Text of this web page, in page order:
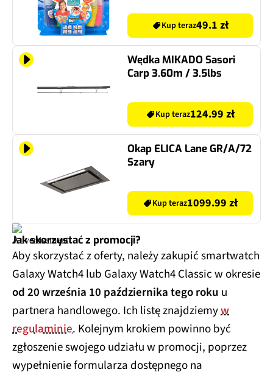
Kup teraz49.1 zł
Wędka MIKADO Sasori
Carp 3.60m / 3.5lbs
Kup teraz124.99 zł
Okap ELICA Lane GR/A/72
Szary
Kup teraz1099.99 zł
Jak skorzystać z promocji?
Aby skorzystać z oferty, należy zakupić smartwatch
Galaxy Watch4 lub Galaxy Watch4 Classic w okresie
od 20 września 10 października tego roku u
partnera handlowego. Ich listę znajdziemyw
regulaminie. Kolejnym krokiem powinno być
zgłoszenie swojego udziału w promocji, poprzez
wypełnienie formularza dostępnego na